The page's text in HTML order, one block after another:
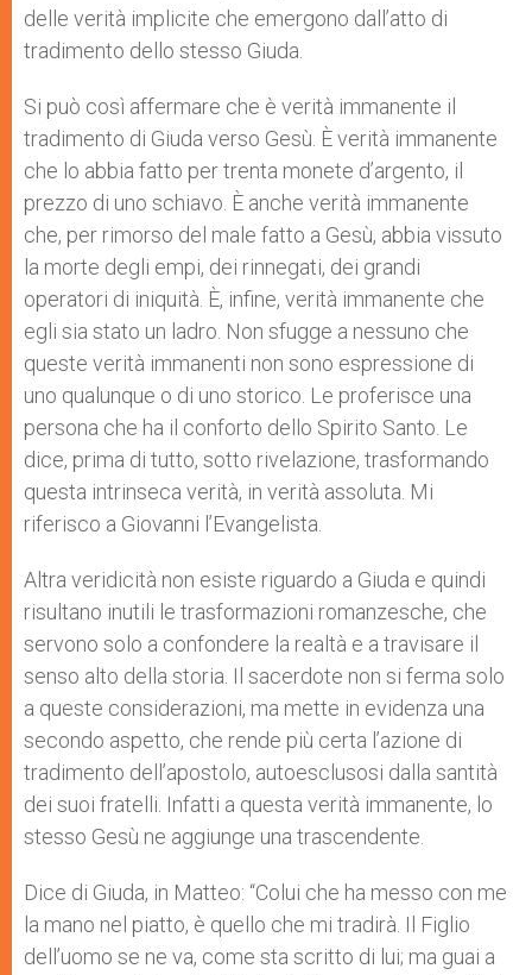
delle verità implicite che emergono dall’atto di
tradimento dello stesso Giuda.
Si può così affermare che è verità immanente il
tradimento di Giuda verso Gesù. È verità immanente
che lo abbia fatto per trenta monete d’argento, il
prezzo di uno schiavo. È anche verità immanente
che, per rimorso del male fatto a Gesù, abbia vissuto
la morte degli empi, dei rinnegati, dei grandi
operatori di iniquità. È, infine, verità immanente che
egli sia stato un ladro. Non sfugge a nessuno che
queste verità immanenti non sono espressione di
uno qualunque o di uno storico. Le proferisce una
persona che ha il conforto dello Spirito Santo. Le
dice, prima di tutto, sotto rivelazione, trasformando
questa intrinseca verità, in verità assoluta. Mi
riferisco a Giovanni l’Evangelista.
Altra veridicità non esiste riguardo a Giuda e quindi
risultano inutili le trasformazioni romanzesche, che
servono solo a confondere la realtà e a travisare il
senso alto della storia. Il sacerdote non si ferma solo
a queste considerazioni, ma mette in evidenza una
secondo aspetto, che rende più certa l’azione di
tradimento dell’apostolo, autoesclusosi dalla santità
dei suoi fratelli. Infatti a questa verità immanente, lo
stesso Gesù ne aggiunge una trascendente.
Dice di Giuda, in Matteo: “Colui che ha messo con me
la mano nel piatto, è quello che mi tradirà. Il Figlio
dell’uomo se ne va, come sta scritto di lui; ma guai a